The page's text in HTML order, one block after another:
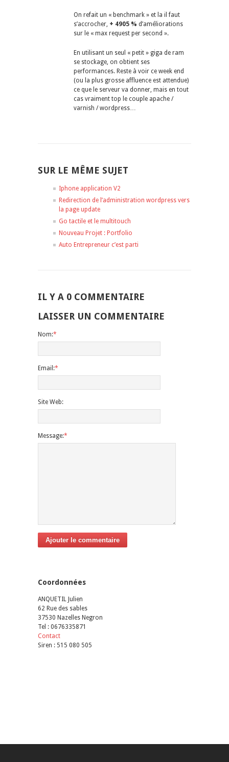
On refait un « benchmark » et la il faut
s’accrocher, + 4905 % d’améliorations
sur le « max request per second ».
En utilisant un seul « petit » giga de ram
se stockage, on obtient ses
performances. Reste à voir ce week end
(ou la plus grosse affluence est attendue)
ce que le serveur va donner, mais en tout
cas vraiment top le couple apache /
varnish / wordpress…
SUR LE MÊME SUJET
Iphone application V2
Redirection de l’administration wordpress vers
la page update
Go tactile et le multitouch
Nouveau Projet : Portfolio
Auto Entrepreneur c’est parti
IL Y A 0 COMMENTAIRE
LAISSER UN COMMENTAIRE
Nom:*
Email:*
Site Web:
Message:*
Ajouter le commentaire
Coordonnées
ANQUETIL Julien
62 Rue des sables
37530 Nazelles Negron
Tel : 0676335871
Contact
Siren : 515 080 505